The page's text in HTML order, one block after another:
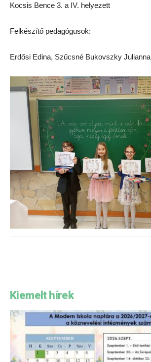
Kocsis Bence 3. a IV. helyezett
Felkészítő pedagógusok:
Erdősi Edina, Szűcsné Bukovszky Julianna
Kiemelt hírek